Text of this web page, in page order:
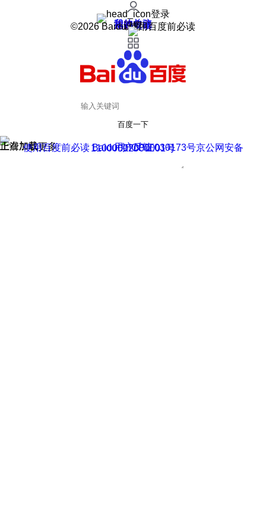
登录
我的关注
我的收藏
皮肤中心
用户反馈
设置
©2026 Baidu 使用百度前必读
百度一下
正在加载
上滑加载更多 用户反馈
使用百度前必读 Baidu 京ICP证030173号
京公网安备11000002000001号